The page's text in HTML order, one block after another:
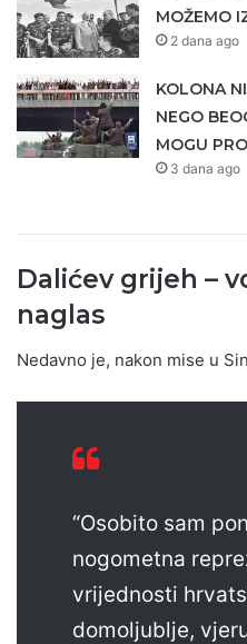
MOŽEMO
2 dana ago
KOLONA
NEGO
MOGU
3 dana ago
Dalićev grijeh –
naglas
Nedavno je, nakon mise u
“Osobito sam
nogometna
vrijednosti
domoljublje,